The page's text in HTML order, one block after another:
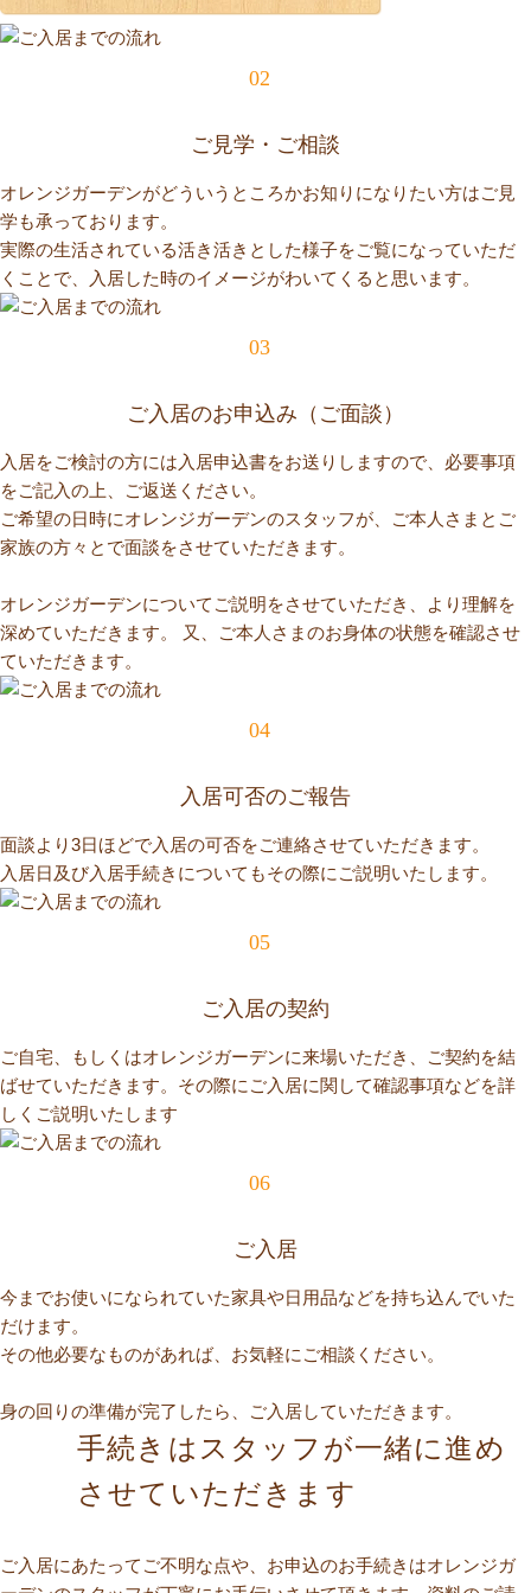
02
ご見学・ご相談
オレンジガーデンがどういうところかお知りになりたい方はご見
学も承っております。
実際の生活されている活き活きとした様子をご覧になっていただ
くことで、入居した時のイメージがわいてくると思います。
03
ご入居のお申込み（ご面談）
入居をご検討の方には入居申込書をお送りしますので、必要事項
をご記入の上、ご返送ください。
ご希望の日時にオレンジガーデンのスタッフが、ご本人さまとご
家族の方々とで面談をさせていただきます。
オレンジガーデンについてご説明をさせていただき、より理解を
深めていただきます。 又、ご本人さまのお身体の状態を確認させ
ていただきます。
04
入居可否のご報告
面談より3日ほどで入居の可否をご連絡させていただきます。
入居日及び入居手続きについてもその際にご説明いたします。
05
ご入居の契約
ご自宅、もしくはオレンジガーデンに来場いただき、ご契約を結
ばせていただきます。その際にご入居に関して確認事項などを詳
しくご説明いたします
06
ご入居
今までお使いになられていた家具や日用品などを持ち込んでいた
だけます。
その他必要なものがあれば、お気軽にご相談ください。
身の回りの準備が完了したら、ご入居していただきます。
手続きはスタッフが一緒に進め
させていただきます
ご入居にあたってご不明な点や、お申込のお手続きはオレンジガ